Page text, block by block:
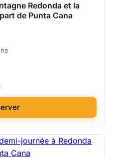
Redonda et la
de Punta Cana